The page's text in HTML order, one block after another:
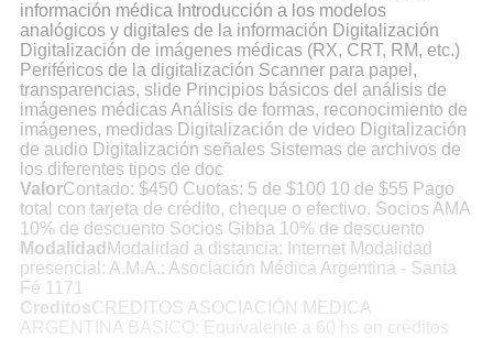
información médica Introducción a los modelos
analógicos y digitales de la información Digitalización
Digitalización de imágenes médicas (RX, CRT, RM, etc.)
Periféricos de la digitalización Scanner para papel,
transparencias, slide Principios básicos del análisis de
imágenes médicas Análisis de formas, reconocimiento de
imágenes, medidas Digitalización de video Digitalización
de audio Digitalización señales Sistemas de archivos de
los diferentes tipos de doc
ValorContado: $450 Cuotas: 5 de $100 10 de $55 Pago
total con tarjeta de crédito, cheque o efectivo. Socios AMA
10% de descuento Socios Gibba 10% de descuento
Modalidad Modalidad a distancia: Internet Modalidad
presencial: A.M.A.: Asociación Médica Argentina - Santa
Fé 1171
CreditosCREDITOS ASOCIACIÓN MEDICA
ARGENTINA BASICO: Equivalente a 60 hs en créditos